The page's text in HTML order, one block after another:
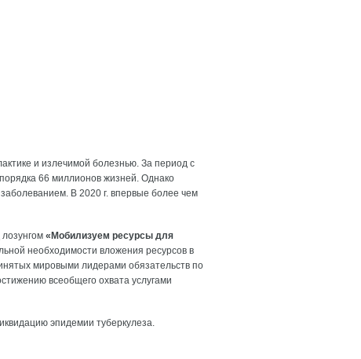
и излечимой болезнью. За период с
66 миллионов жизней. Однако
В 2020 г. впервые более чем
«Мобилизуем ресурсы для
необходимости вложения ресурсов в
мировыми лидерами обязательств по
всеобщего охвата услугами
эпидемии туберкулеза.